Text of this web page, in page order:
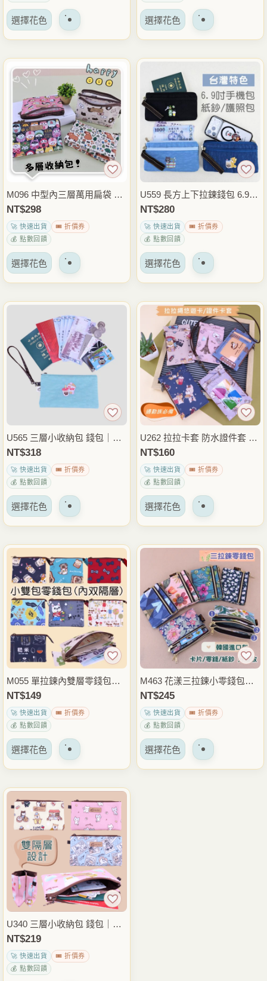
擇
擇
選擇花色 該
有
種
變
體。
可
以
在
產
頁
上
擇
選擇花色 該
有
種
體。
可
以
產
頁
上
擇
M096 中型內三層萬用扁袋 收
納袋 辦事包 錢包｜三層收納
｜零錢卡片整理｜隨身多功能
包
NT$298
🚀 快速出貨
🎟️ 折價券
💰 點數回饋
選擇花色 該
有
多
種
變
體。
可
頁
上
擇
U559 長方上下拉鍊錢包 6.9吋
手機包 台灣圖騰防潑水手機袋
卡片零錢收納包
NT$280
🚀 快速出貨
🎟️ 折價券
💰 點數回饋
選擇花色 該
有
多
種
變
體。
可
以
在
產
頁
上
擇
U565 三層小收納包 錢包｜小
巧三格收納｜電繡台灣特色圖
騰系列
NT$318
🚀 快速出貨
🎟️ 折價券
💰 點數回饋
選擇花色 該
有
多
種
變
體。
可
在
產
頁
上
擇
U262 拉拉卡套 防水證件套 悠
遊卡套 學生證卡夾 感應卡套
雨朵防水包
NT$160
🚀 快速出貨
🎟️ 折價券
💰 點數回饋
選擇花色 該
有
種
變
體。
可
以
在
產
頁
上
擇
M055 單拉鍊內雙層零錢包｜
雙層零錢分格｜小巧出門必備
｜男女通用
NT$149
🚀 快速出貨
🎟️ 折價券
💰 點數回饋
選擇花色 該
有
多
種
變
體。
可
以
在
產
頁
上
M463 花漾三拉鍊小零錢包｜
耐用防水｜三拉零錢卡片整理
｜隨身小包
NT$245
🚀 快速出貨
🎟️ 折價券
💰 點數回饋
選擇花色 該
U340 三層小收納包 錢包｜小
巧三格收納｜零錢卡片整理｜
日常出門必備
NT$219
🚀 快速出貨
🎟️ 折價券
💰 點數回饋